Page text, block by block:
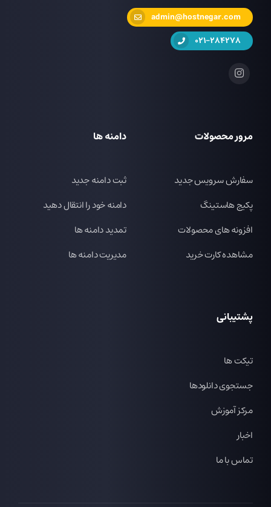
admin@hostnegar.com
021-284278
مرور محصولات
سفارش سرویس جدید
پکیج هاستینگ
افزونه های محصولات
مشاهده کارت خرید
دامنه ها
ثبت دامنه جدید
دامنه خود را انتقال دهید
تمدید دامنه ها
مدیریت دامنه ها
پشتیبانی
تیکت ها
جستجوی دانلودها
مرکز آموزش
اخبار
تماس با ما